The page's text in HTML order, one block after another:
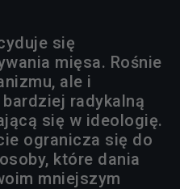
się
mięsa. Rośnie
ale i
radykalną
się w ideologię.
ogranicza się do
które dania
mniejszym